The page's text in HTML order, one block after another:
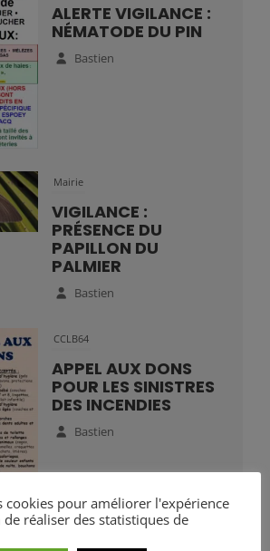
ALERTE VIGILANCE :
NÉMATODE DU PIN
Bastien
Mairie
VIGILANCE :
PRÉSENCE DU
PAPILLON DU
PALMIER
Bastien
CCLB64
APPEL AUX DONS
POUR LES SINISTRES
DES INCENDIES
Bastien
cookies pour améliorer l'expérience
réaliser des statistiques de